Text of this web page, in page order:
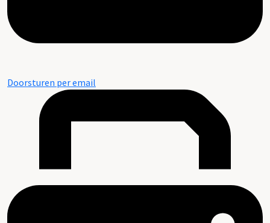
Doorsturen per email